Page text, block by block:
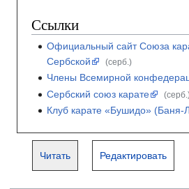
Ссылки
Официальный сайт Союза
Сербской
(серб.)
Члены Всемирной
Сербский союз карате
Клуб карате «Бушидо» (Баня-
Читать Редактировать